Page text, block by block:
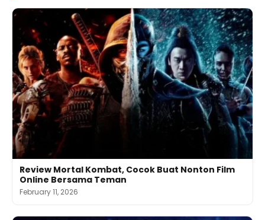
Review Mortal Kombat, Cocok Buat Nonton Film
Online Bersama Teman
February 11, 2026